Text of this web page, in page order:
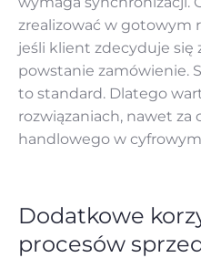
zrealizować w gotowym
jeśli klient zdecyduje się
powstanie zamówienie.
to standard. Dlatego
rozwiązaniach, nawet za
handlowego w
Dodatkowe
procesów